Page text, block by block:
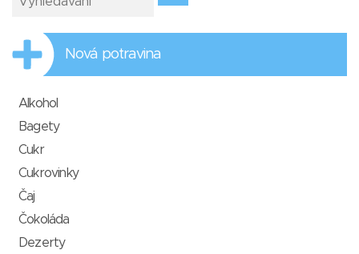
Nová potravina
Alkohol
Bagety
Cukr
Cukrovinky
Čaj
Čokoláda
Dezerty